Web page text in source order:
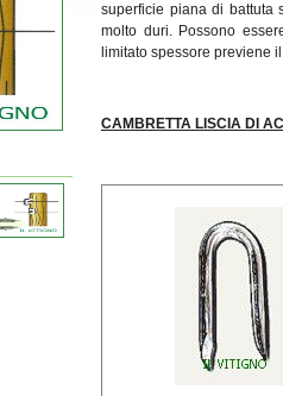
superficie piana di battuta
molto duri. Possono
limitato spessore previene
CAMBRETTA LISCIA DI